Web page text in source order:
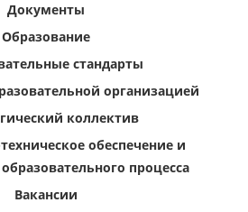
Документы
Образование
стандарты
организацией
коллектив
обеспечение и
процесса
Вакансии